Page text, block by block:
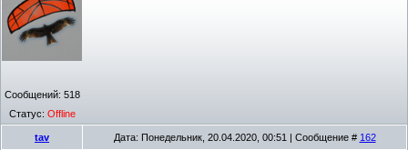
Сообщений: 518
Статус: Offline
tav Дата: Понедельник, 20.04.2020, 00:51 | Сообщение # 162